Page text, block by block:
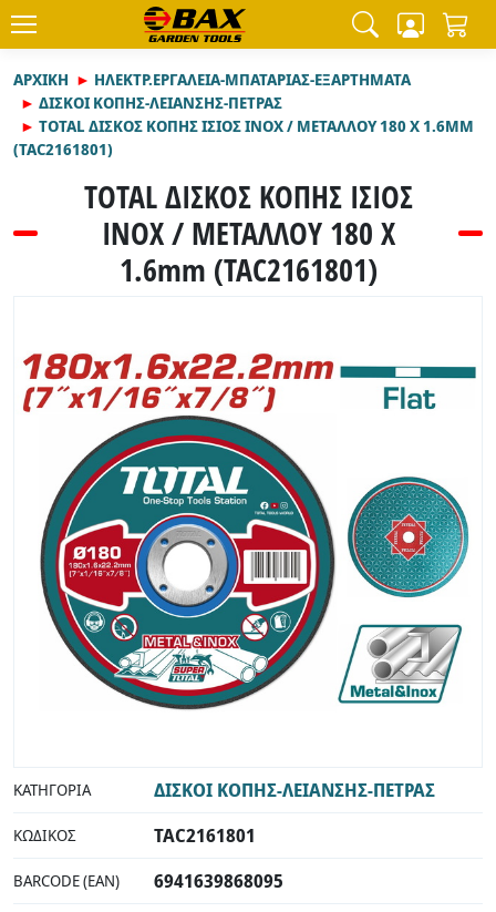
ΑΡΧΙΚΉ
ΗΛΕΚΤΡ.ΕΡΓΑΛΕΙΑ-ΜΠΑΤΑΡΙΑΣ-ΕΞΑΡΤΗΜΑΤΑ
ΔΙΣΚΟΙ ΚΟΠΗΣ-ΛΕΙΑΝΣΗΣ-ΠΕΤΡΑΣ
TOTAL ΔΙΣΚΟΣ ΚΟΠΗΣ ΙΣΙΟΣ ΙΝΟΧ / ΜΕΤΑΛΛΟΥ 180 Χ 1.6MM
(TAC2161801)
TOTAL ΔΙΣΚΟΣ ΚΟΠΗΣ ΙΣΙΟΣ
ΙΝΟΧ / ΜΕΤΑΛΛΟΥ 180 Χ
1.6mm (TAC2161801)
ΚΑΤΗΓΟΡΊΑ ΔΙΣΚΟΙ ΚΟΠΗΣ-ΛΕΙΑΝΣΗΣ-ΠΕΤΡΑΣ
ΚΩΔΙΚΌΣ TAC2161801
BARCODE (EAN) 6941639868095